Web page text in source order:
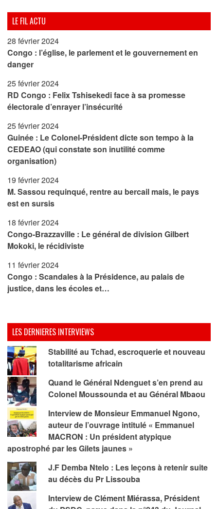
LE FIL ACTU
28 février 2024
Congo : l’église, le parlement et le gouvernement en
danger
25 février 2024
RD Congo : Felix Tshisekedi face à sa promesse
électorale d’enrayer l’insécurité
25 février 2024
Guinée : Le Colonel-Président dicte son tempo à la
CEDEAO (qui constate son inutilité comme
organisation)
19 février 2024
M. Sassou requinqué, rentre au bercail mais, le pays
est en sursis
18 février 2024
Congo-Brazzaville : Le général de division Gilbert
Mokoki, le récidiviste
11 février 2024
Congo : Scandales à la Présidence, au palais de
justice, dans les écoles et…
LES DERNIERES INTERVIEWS
Stabilité au Tchad, escroquerie et nouveau
totalitarisme africain
Quand le Général Ndenguet s’en prend au
Colonel Moussounda et au Général Mbaou
Interview de Monsieur Emmanuel Ngono,
auteur de l’ouvrage intitulé « Emmanuel
MACRON : Un président atypique
apostrophé par les Gilets jaunes »
J.F Demba Ntelo : Les leçons à retenir suite
au décès du Pr Lissouba
Interview de Clément Miérassa, Président